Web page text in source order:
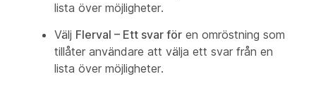
lista över möjligheter.
Välj Flerval – Ett svar för en omröstning som
tillåter användare att välja ett svar från en
lista över möjligheter.